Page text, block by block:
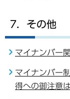
7．その他
マイナンバー
マイナンバー
得への御注意